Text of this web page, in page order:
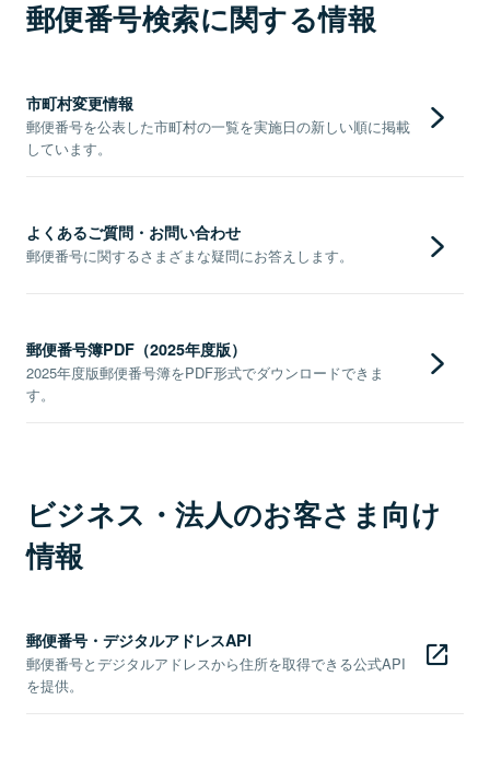
郵便番号検索に関する情報
市町村変更情報
郵便番号を公表した市町村の一覧を実施日の新しい順に掲載
しています。
よくあるご質問・お問い合わせ
郵便番号に関するさまざまな疑問にお答えします。
郵便番号簿PDF（2025年度版）
2025年度版郵便番号簿をPDF形式でダウンロードできま
す。
ビジネス・法人のお客さま向け
情報
郵便番号・デジタルアドレスAPI
郵便番号とデジタルアドレスから住所を取得できる公式API
を提供。